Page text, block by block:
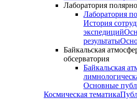
Лаборатория
Лаборатория
История
экспедиций
результаты
Байкальская
обсерватория
Байкальская
Основные
Космическая тематика